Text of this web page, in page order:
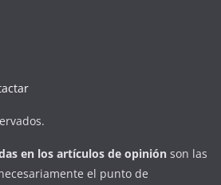
en los artículos de opinión son las
el punto de